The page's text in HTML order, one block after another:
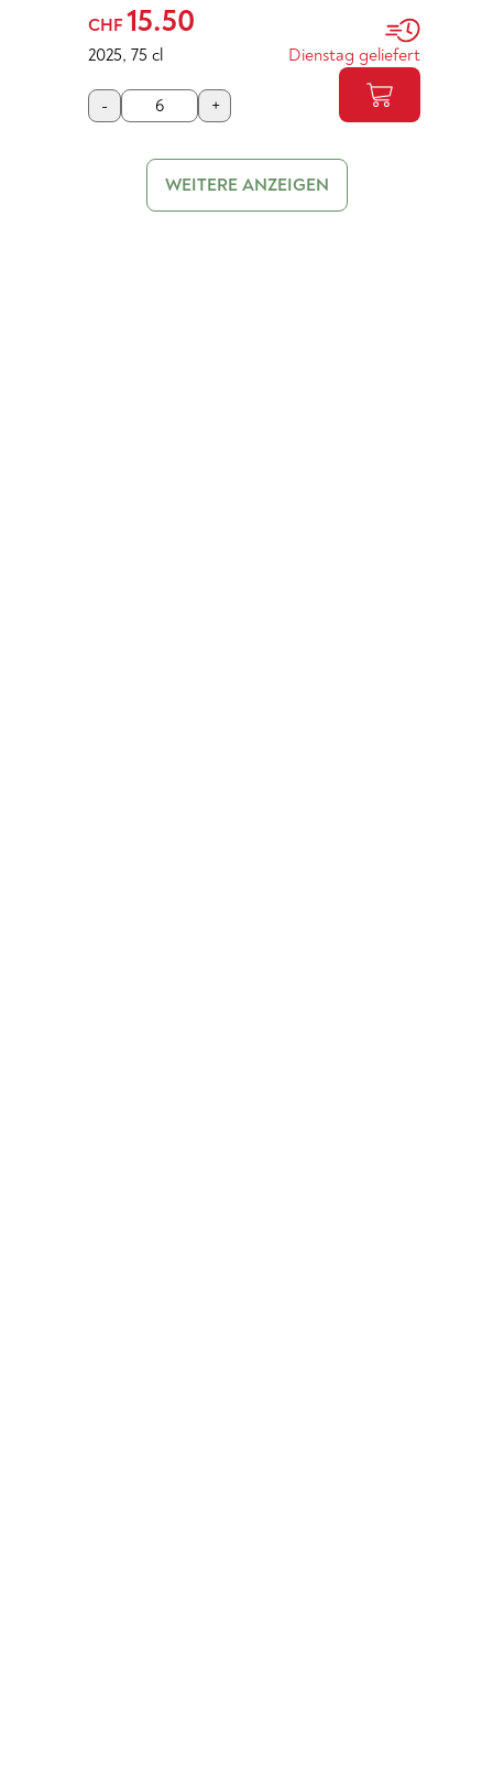
CHF 15.50
2025, 75 cl Dienstag geliefert
- +
WEITERE ANZEIGEN